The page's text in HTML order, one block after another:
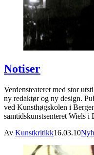
Notiser
Verdensteateret med stor
ny redaktør og ny design.
ved Kunsthøgskolen i
samtidskunstsenteret Wiels i
Av Kunstkritikk16.03.10